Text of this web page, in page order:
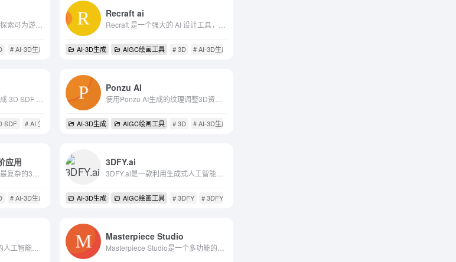
# AI-3D生成 # unity
Recraft ai
AI-3D生成 AIGC绘画工具 # 3D # AI-3D生成
SDF # AI 生成艺术 # AI-3D生成
Ponzu AI
AI-3D生成 AIGC绘画工具 # 3D # AI-3D生成
应用
# AI-3D生成 # AI视频后期
3DFY.ai
3DFY.ai是一款利用生成式人工智能从文本中创建高质量3D模型的工具。它旨在满足未来的需求，允许用户在不影响质量的情况下大规模生成3D内容。该工具提供了多种服务，包括文本到3D w...
AI-3D生成 AIGC绘画工具 # 3DFY # 3DFY.ai
Masterpiece Studio